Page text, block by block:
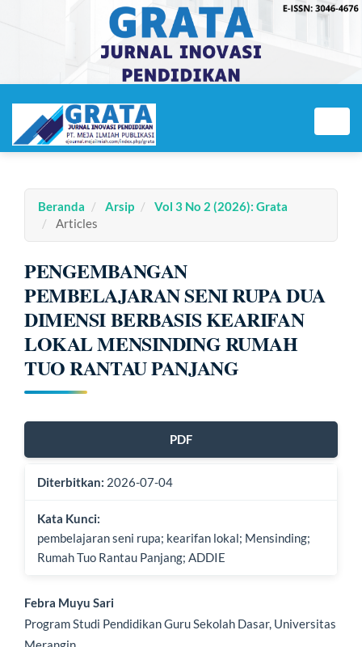
Utama
Isi
Utama
Beranda Arsip
Vol 3 No 2 (2026): Grata
Articles
PENGEMBANGAN
PEMBELAJARAN SENI RUPA DUA
DIMENSI BERBASIS KEARIFAN
LOKAL MENSINDING RUMAH
TUO RANTAU PANJANG
Bilah
Samping
Artikel
PDF
Diterbitkan: 2026-07-04
Kata Kunci:
pembelajaran seni rupa; kearifan lokal; Mensinding;
Rumah Tuo Rantau Panjang; ADDIE
Isi
Artikel
Febra Muyu Sari
Program Studi Pendidikan Guru Sekolah Dasar, Universitas